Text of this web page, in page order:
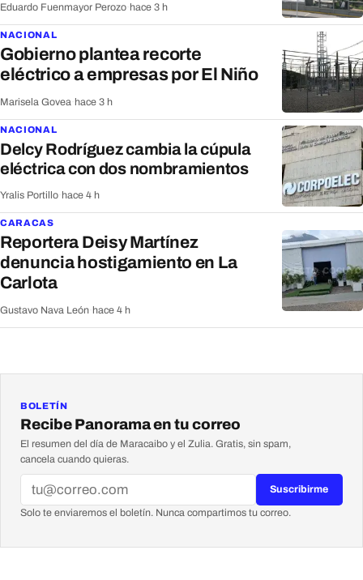
Eduardo Fuenmayor Perozo hace 3 h
NACIONAL
Gobierno plantea recorte
eléctrico a empresas por El Niño
Marisela Govea hace 3 h
NACIONAL
Delcy Rodríguez cambia la cúpula
eléctrica con dos nombramientos
Yralis Portillo hace 4 h
CARACAS
Reportera Deisy Martínez
denuncia hostigamiento en La
Carlota
Gustavo Nava León hace 4 h
BOLETÍN
Recibe Panorama en tu correo
El resumen del día de Maracaibo y el Zulia. Gratis, sin spam,
cancela cuando quieras.
Suscribirme
Solo te enviaremos el boletín. Nunca compartimos tu correo.